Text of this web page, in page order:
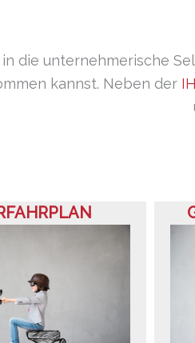
in die unternehmerische
kannst. Neben der